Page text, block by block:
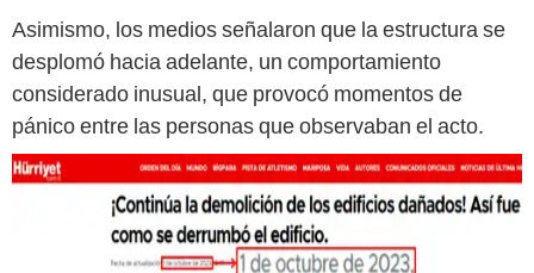
Asimismo, los medios señalaron que la estructura se
desplomó hacia adelante, un comportamiento
considerado inusual, que provocó momentos de
pánico entre las personas que observaban el acto.